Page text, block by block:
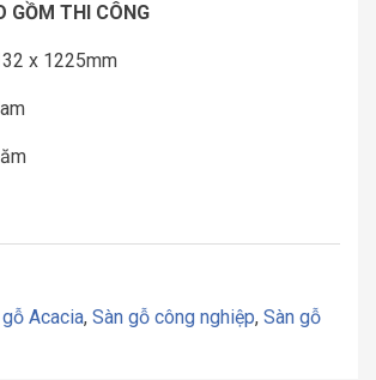
GỒM THI CÔNG
x 1225mm
Acacia, Sàn gỗ công nghiệp, Sàn gỗ